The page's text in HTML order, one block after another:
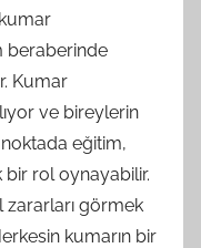
beraberinde
Kumar
ve bireylerin
eğitim,
bir rol oynayabilir.
görmek
kumarın bir